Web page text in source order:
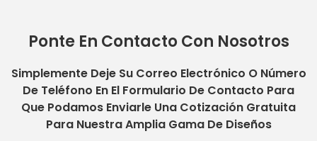
Ponte En Contacto Con Nosotros
Simplemente Deje Su Correo Electrónico O Número
De Teléfono En El Formulario De Contacto Para
Que Podamos Enviarle Una Cotización Gratuita
Para Nuestra Amplia Gama De Diseños